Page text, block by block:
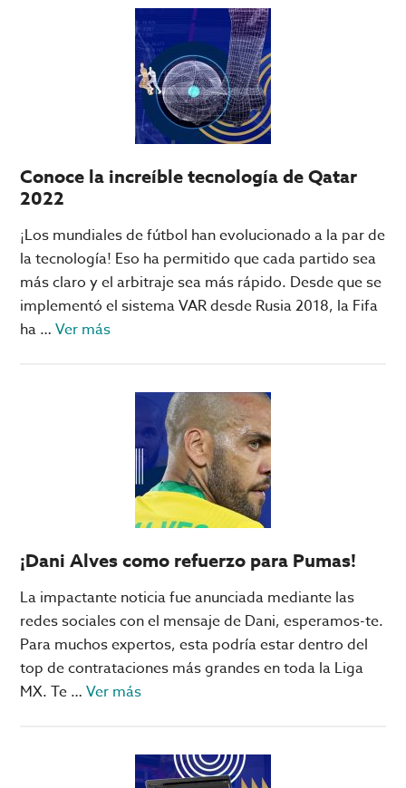
interesantes
del
Estadio
Al
Janoub,
el
del
en
Qatar
Conoce la increíble tecnología de Qatar
2022
¡Los mundiales de fútbol han evolucionado a la par de
la tecnología! Eso ha permitido que cada partido sea
más claro y el arbitraje sea más rápido. Desde que se
implementó el sistema VAR desde Rusia 2018, la Fifa
ha …Ver másacerca
increíble
tecnología
Qatar
2022
¡Dani Alves como refuerzo para Pumas!
La impactante noticia fue anunciada mediante las
redes sociales con el mensaje de Dani, esperamos-te.
Para muchos expertos, esta podría estar dentro del
top de contrataciones más grandes en toda la Liga
MX. Te …Ver másacerca
Alves